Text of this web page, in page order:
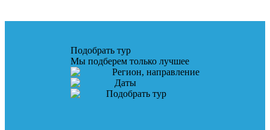
Подобрать тур
Мы подберем только лучшее
Регион, направление
Даты
Подобрать тур